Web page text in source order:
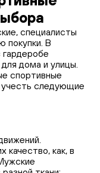
специалисты
покупки. В
дома и улицы.
спортивные
следующие
качество, как, в